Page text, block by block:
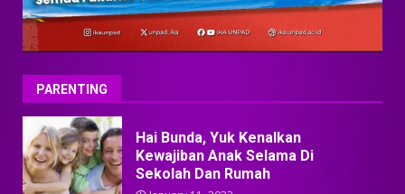
PARENTING
Hai Bunda, Yuk Kenalkan
Kewajiban Anak Selama Di
Sekolah Dan Rumah